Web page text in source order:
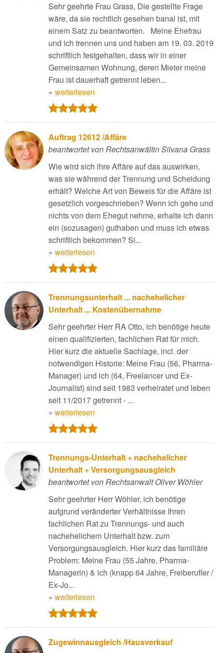
Sehr geehrte Frau Grass, Die gestellte Frage
wäre, da sie rechtlich gesehen banal ist, mit
einem Satz zu beantworten. Meine Ehefrau
und ich trennen uns und haben am 19. 03. 2019
schriftlich festgehalten, dass wir in einer
Gemeinsamen Wohnung, deren Mieter meine
Frau ist dauerhaft getrennt leben...
» weiterlesen
Auftrag 12612 /Affäre
beantwortet von Rechtsanwältin Silvana Grass
Wie wird sich ihre Affäre auf das auswirken,
was sie während der Trennung und Scheidung
erhält? Welche Art von Beweis für die Affäre ist
gesetzlich vorgeschrieben? Wenn ich gehe und
nichts von dem Ehegut nehme, erhalte ich dann
ein (sozusagen) guthaben und muss ich etwas
schriftlich bekommen? Si...
» weiterlesen
Trennungsunterhalt ... nachehelicher
Unterhalt ... Kostenübernahme
Sehr geehrter Herr RA Otto, ich benötige heute
einen qualifizierten, fachlichen Rat für mich.
Hier kurz die aktuelle Sachlage, incl. der
notwendigen Historie: Meine Frau (56, Pharma-
Manager) und ich (64, Freelancer und Ex-
Journalist) sind seit 1983 verheiratet und leben
seit 11/2017 getrennt - ...
» weiterlesen
Trennungs-Unterhalt + nachehelicher
Unterhalt + Versorgungsausgleich
beantwortet von Rechtsanwalt Oliver Wöhler
Sehr geehrter Herr Wöhler, ich benötige
aufgrund veränderter Verhältnisse Ihren
fachlichen Rat zu Trennungs- und auch
nachehelichem Unterhalt bzw. zum
Versorgungsausgleich. Hier kurz das familiäre
Problem: Meine Frau (55 Jahre, Pharma-
Managerin) & ich (knapp 64 Jahre, Freiberufler /
Ex-Jo...
» weiterlesen
Zugewinnausgleich /Hausverkauf